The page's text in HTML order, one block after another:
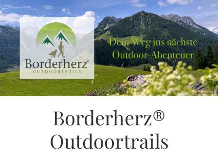
Borderherz®
Outdoortrails